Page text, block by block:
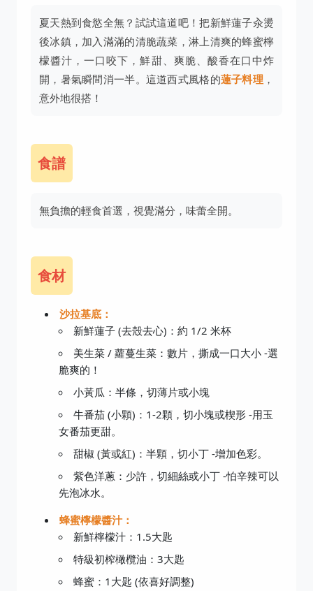
夏天熱到食慾全無？試試這道吧！把新鮮蓮子汆燙
後冰鎮，加入滿滿的清脆蔬菜，淋上清爽的蜂蜜檸
檬醬汁，一口咬下，鮮甜、爽脆、酸香在口中炸
開，暑氣瞬間消一半。這道西式風格的蓮子料理 ，
意外地很搭！
食譜
無負擔的輕食首選，視覺滿分，味蕾全開。
食材
沙拉基底：
新鮮蓮子 (去殼去心)：約 1/2 米杯
美生菜 / 蘿蔓生菜：數片，撕成一口大小 -選
脆爽的！
小黃瓜：半條，切薄片或小塊
牛番茄 (小顆)：1-2顆，切小塊或楔形 -用玉
女番茄更甜。
甜椒 (黃或紅)：半顆，切小丁 -增加色彩。
紫色洋蔥：少許，切細絲或小丁 -怕辛辣可以
先泡冰水。
蜂蜜檸檬醬汁：
新鮮檸檬汁：1.5大匙
特級初榨橄欖油：3大匙
蜂蜜：1大匙 (依喜好調整)